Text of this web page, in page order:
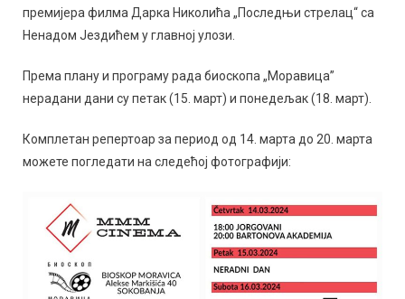
премијера филма Дарка Николића „Последњи стрелац“ са
Ненадом Јездићем у главној улози.
Према плану и програму рада биоскопа „Моравица”
нерадани дани су петак (15. март) и понедељак (18. март).
Комплетан репертоар за период од 14. марта до 20. марта
можете погледати на следећој фотографији: